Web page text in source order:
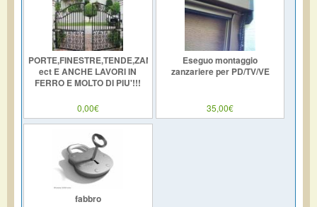
PORTE,FINESTRE,TENDE,ZANZARIERE,TAPPARELLE,VERANDE
ect E ANCHE LAVORI IN
FERRO E MOLTO DI PIU'!!!
0,00€
Eseguo montaggio
zanzariere per PD/TV/VE
35,00€
fabbro